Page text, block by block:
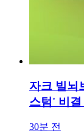
자크 빌뇌
스텀' 비결
30분 전